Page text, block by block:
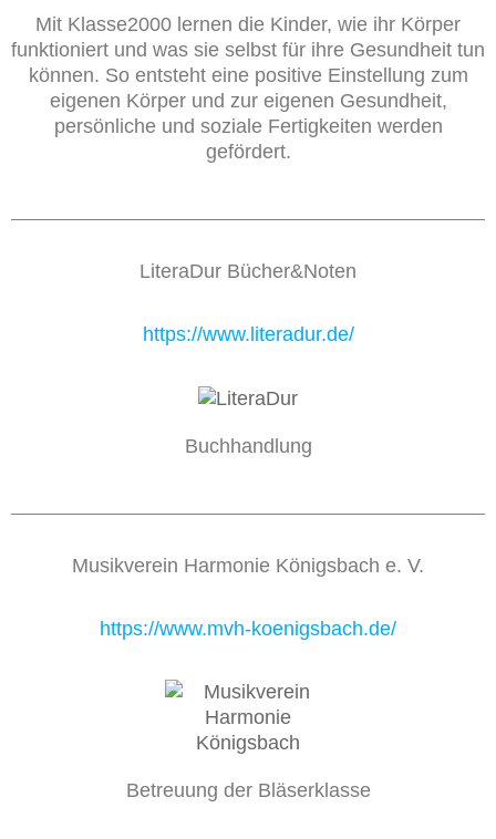
Mit Klasse2000 lernen die Kinder, wie ihr Körper
funktioniert und was sie selbst für ihre Gesundheit tun
können. So entsteht eine positive Einstellung zum
eigenen Körper und zur eigenen Gesundheit,
persönliche und soziale Fertigkeiten werden
gefördert.
LiteraDur Bücher&Noten
https://www.literadur.de/
Buchhandlung
Musikverein Harmonie Königsbach e. V.
https://www.mvh-koenigsbach.de/
Betreuung der Bläserklasse